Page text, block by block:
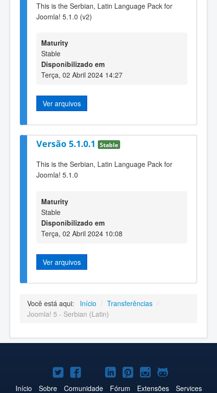
This is the Serbian, Latin Language Pack for
Joomla! 5.1.0 (v2)
Maturity
Stable
Disponibilizado em
Terça, 02 Abril 2024 14:27
Ver arquivos
Versão 5.1.0.1 Stable
This is the Serbian, Latin Language Pack for
Joomla! 5.1.0
Maturity
Stable
Disponibilizado em
Terça, 02 Abril 2024 10:08
Ver arquivos
Você está aqui: Início / Transferências /
Joomla! 5 - Serbian (Latin)
Joomla!
no
Joomla!
no
Joomla!
no
Joomla!
no
Joomla!
no
Joomla!
no
Joomla!
no
Início Sobre Comunidade Fórum Extensões Services